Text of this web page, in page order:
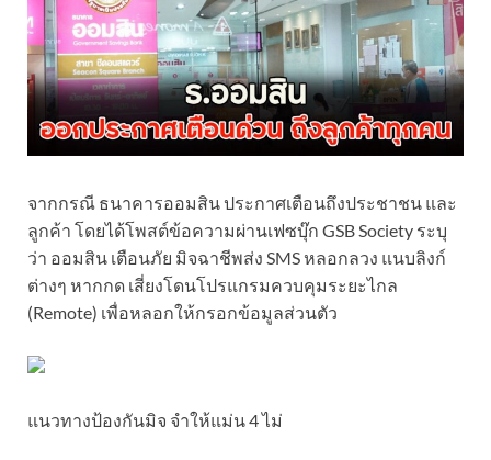
จากกรณี ธนาคารออมสิน ประกาศเตือนถึงประชาชน และ
ลูกค้า โดยได้โพสต์ข้อความผ่านเฟซบุ๊ก GSB Society ระบุ
ว่า ออมสิน เตือนภัย มิจฉาชีพส่ง SMS หลอกลวง แนบลิงก์
ต่างๆ หากกด เสี่ยงโดนโปรแกรมควบคุมระยะไกล
(Remote) เพื่อหลอกให้กรอกข้อมูลส่วนตัว
แนวทางป้องกันมิจ จำให้แม่น 4 ไม่